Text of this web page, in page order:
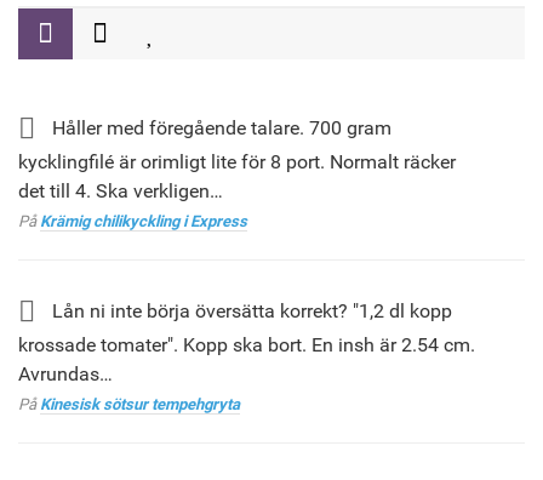
Håller med föregående talare. 700 gram
kycklingfilé är orimligt lite för 8 port. Normalt räcker
det till 4. Ska verkligen…
På Krämig chilikyckling i Express
Lån ni inte börja översätta korrekt? "1,2 dl kopp
krossade tomater". Kopp ska bort. En insh är 2.54 cm.
Avrundas…
På Kinesisk sötsur tempehgryta